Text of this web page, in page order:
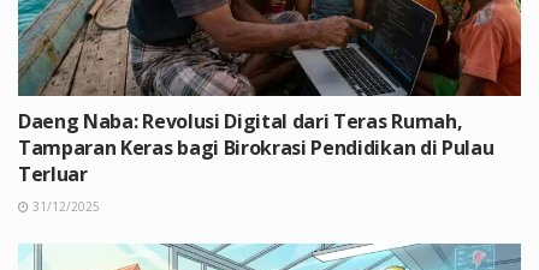
Daeng Naba: Revolusi Digital dari Teras Rumah,
Tamparan Keras bagi Birokrasi Pendidikan di Pulau
Terluar
31/12/2025